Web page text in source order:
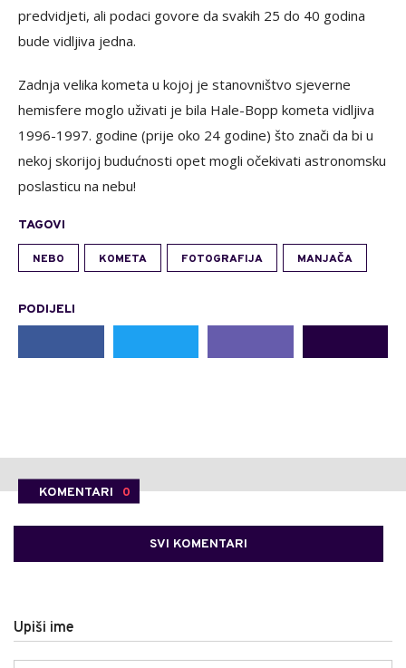
predvidjeti, ali podaci govore da svakih 25 do 40 godina
bude vidljiva jedna.
Zadnja velika kometa u kojoj je stanovništvo sjeverne
hemisfere moglo uživati je bila Hale-Bopp kometa vidljiva
1996-1997. godine (prije oko 24 godine) što znači da bi u
nekoj skorijoj budućnosti opet mogli očekivati astronomsku
poslasticu na nebu!
TAGOVI
NEBO KOMETA FOTOGRAFIJA MANJAČA
PODIJELI
KOMENTARI 0
SVI KOMENTARI
Upiši ime